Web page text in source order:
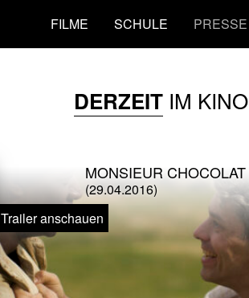
FILME SCHULE PRESSE
DERZEITIM KINO
MONSIEUR CHOCOLAT
(29.04.2016)
Trailer anschauen